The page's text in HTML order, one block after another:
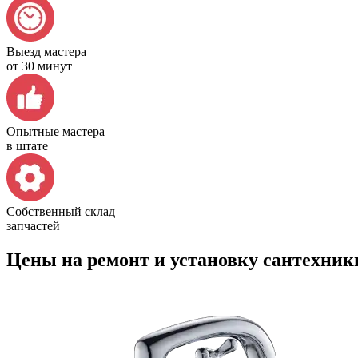
Выезд мастера
от 30 минут
Опытные мастера
в штате
Собственный склад
запчастей
Цены на ремонт и установку